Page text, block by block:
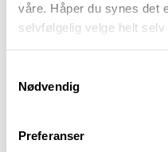
våre. Håper du synes det
selvfølgelig velge helt selv
Nødvendig
Preferanser
NOBB